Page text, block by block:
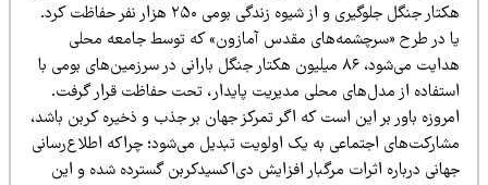
هکتار جنگل جلوگیری و از شیوه زندگی بومی ۲۵۰ هزار نفر حفاظت کرد.
در طرح «سرچشمه‌های مقدس آمازون» که توسط جامعه محلی
هدایت می‌شود، ۸۶ میلیون هکتار جنگل بارانی در سرزمین‌های بومی با
از مدل‌های محلی مدیریت پایدار، تحت حفاظت قرار گرفت.
باور بر این است که اگر تمرکز جهان بر جذب و ذخیره کربن باشد،
اجتماعی به یک اولویت تبدیل می‌شود؛ چراکه اطلاع‌رسانی
درباره اثرات مرگبار افزایش دی‌اکسیدکربن گسترده شده و این